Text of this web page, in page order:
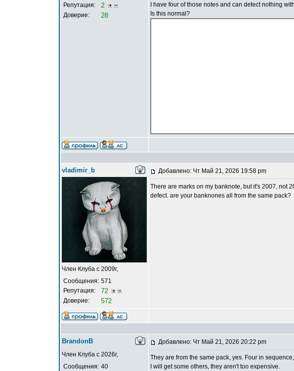
Репутация:
2
Доверие: 28
I have four of those notes and can detect nothing
Is this normal?
vladimir_b
Член Клуба с 2009г,
Сообщения: 571
Репутация:
72
Доверие: 572
Добавлено: Чт Май 21, 2026 19:58 pm
There are marks on my banknote, but it's 2007, not
defect. are your banknones all from the same pack?
BrandonB
Член Клуба с 2026г,
Сообщения: 40
Добавлено: Чт Май 21, 2026 20:22 pm
They are from the same pack, yes. Four in
I will get some others, they aren't too expensive.